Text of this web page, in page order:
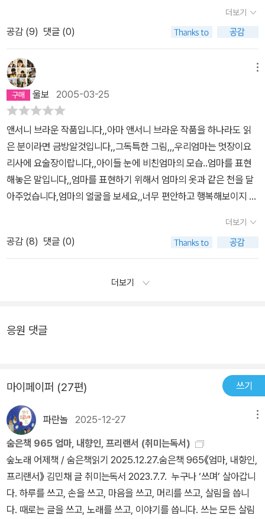
더보기
공감 (9) 댓글 (0)
울보 2005-03-25
앤서니 브라운 작품입니다,,아마 앤서니 브라운 작품을 하나라도 읽
은 분이라면 금방알것입니다,,그독특한 그림,,,우리엄마는 멋장이요
리사에 요술장이랍니다,,아이들 눈에 비친엄마의 모습..엄마를 표현
해놓은 말입니다,,엄마를 표현하기 위해서 엄마의 옷과 같은 천을 달
아주었습니다,엄마의 얼굴을 보세요,,너무 편안하고 행복해보이지 않
더보기
공감 (8) 댓글 (0)
더보기
응원 댓글
마이페이퍼 (27편) 쓰기
파란놀 2025-12-27
숨은책 965 엄마, 내향인, 프리랜서 (취미는독서)
숲노래 어제책 / 숨은책읽기 2025.12.27.숨은책 965《엄마, 내향인,
프리랜서》 김민채 글 취미는독서 2023.7.7. 누구나 ‘쓰며’ 살아갑니
다. 하루를 쓰고, 손을 쓰고, 마음을 쓰고, 머리를 쓰고, 살림을 씁니
다. 때로는 글을 쓰고, 노래를 쓰고, 이야기를 씁니다. 쓰는 모든 살림